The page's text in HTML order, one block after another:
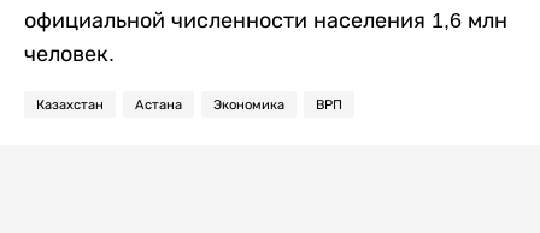
официальной численности населения 1,6 млн
человек.
Казахстан Астана Экономика ВРП